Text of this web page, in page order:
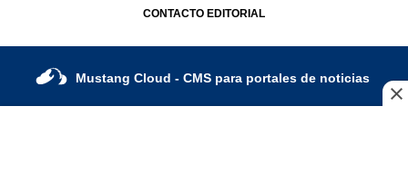
CONTACTO EDITORIAL
Mustang Cloud - CMS para portales de noticias